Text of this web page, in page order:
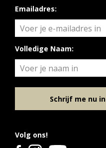
Volg ons!
Emailadres:
Volledige Naam:
Schrijf me nu in